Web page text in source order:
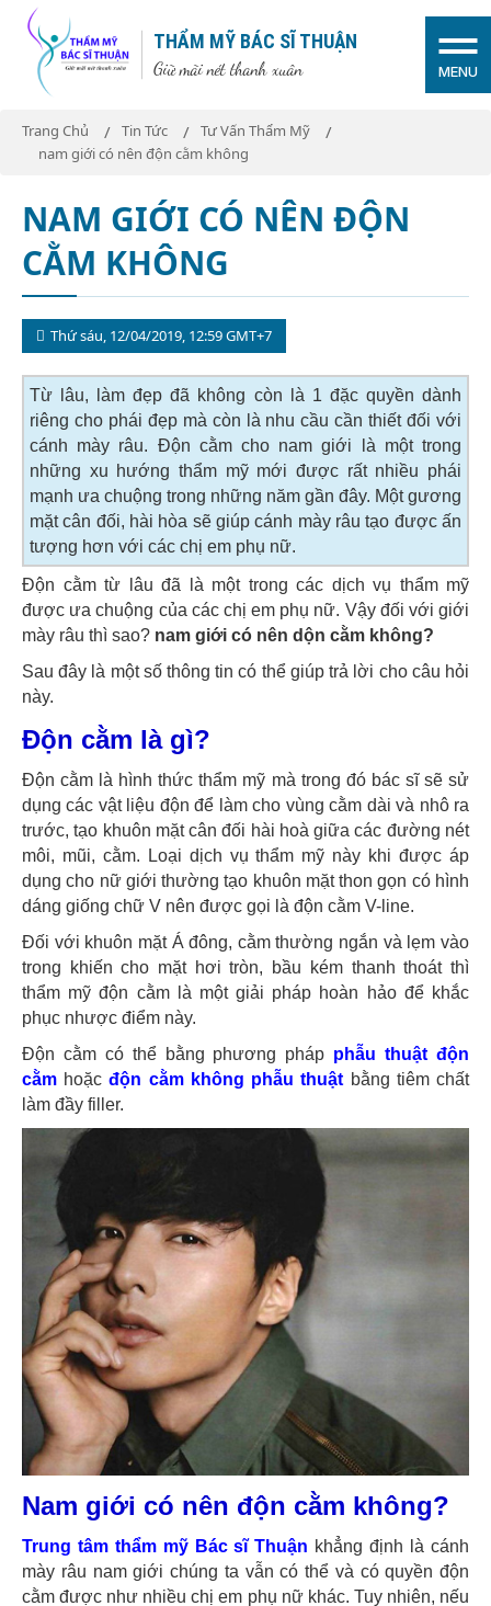
THẨM MỸ BÁC SĨ THUẬN
Giữ mãi nét thanh xuân MENU
Trang Chủ Tin Tức
Tư Vấn Thẩm Mỹ
nam giới có nên độn cằm không
NAM GIỚI CÓ NÊN ĐỘN
CẰM KHÔNG
Thứ sáu, 12/04/2019, 12:59 GMT+7
Từ lâu, làm đẹp đã không còn là 1 đặc quyền dành
riêng cho phái đẹp mà còn là nhu cầu cần thiết đối với
cánh mày râu. Độn cằm cho nam giới là một trong
những xu hướng thẩm mỹ mới được rất nhiều phái
mạnh ưa chuộng trong những năm gần đây. Một gương
mặt cân đối, hài hòa sẽ giúp cánh mày râu tạo được ấn
tượng hơn với các chị em phụ nữ.
Độn cằm từ lâu đã là một trong các dịch vụ thẩm mỹ
được ưa chuộng của các chị em phụ nữ. Vậy đối với giới
mày râu thì sao? nam giới có nên dộn cằm không?
Sau đây là một số thông tin có thể giúp trả lời cho câu hỏi
này.
Độn cằm là gì?
Độn cằm là hình thức thẩm mỹ mà trong đó bác sĩ sẽ sử
dụng các vật liệu độn để làm cho vùng cằm dài và nhô ra
trước, tạo khuôn mặt cân đối hài hoà giữa các đường nét
môi, mũi, cằm. Loại dịch vụ thẩm mỹ này khi được áp
dụng cho nữ giới thường tạo khuôn mặt thon gọn có hình
dáng giống chữ V nên được gọi là độn cằm V-line.
Đối với khuôn mặt Á đông, cằm thường ngắn và lẹm vào
trong khiến cho mặt hơi tròn, bầu kém thanh thoát thì
thẩm mỹ độn cằm là một giải pháp hoàn hảo để khắc
phục nhược điểm này.
Độn cằm có thể bằng phương pháp phẫu thuật độn
cằm hoặcđộn cằm không phẫu thuật bằng tiêm chất
làm đầy filler.
Nam giới có nên độn cằm không?
Trung tâm thẩm mỹ Bác sĩ Thuận khẳng định là cánh
mày râu nam giới chúng ta vẫn có thể và có quyền độn
cằm được như nhiều chị em phụ nữ khác. Tuy nhiên, nếu